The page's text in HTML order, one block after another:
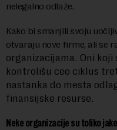
nelegalno odlaže.
Kako bi smanjili svoju
otvaraju nove firme, ali se
organizacijama. Oni koji
kontrolišu ceo ciklus
nastanka do mesta
finansijske resurse.
Neke organizacije su toliko